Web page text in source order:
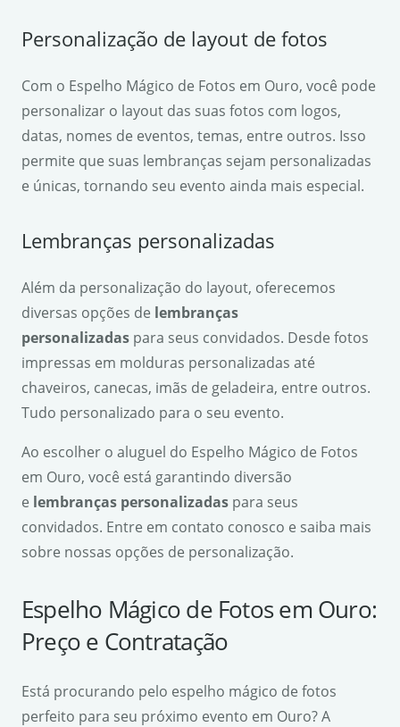
Personalização de layout de fotos
Com o Espelho Mágico de Fotos em Ouro, você pode
personalizar o layout das suas fotos com logos,
datas, nomes de eventos, temas, entre outros. Isso
permite que suas lembranças sejam personalizadas
e únicas, tornando seu evento ainda mais especial.
Lembranças personalizadas
Além da personalização do layout, oferecemos
diversas opções de lembranças
personalizadas para seus convidados. Desde fotos
impressas em molduras personalizadas até
chaveiros, canecas, imãs de geladeira, entre outros.
Tudo personalizado para o seu evento.
Ao escolher o aluguel do Espelho Mágico de Fotos
em Ouro, você está garantindo diversão
e lembranças personalizadas para seus
convidados. Entre em contato conosco e saiba mais
sobre nossas opções de personalização.
Espelho Mágico de Fotos em Ouro:
Preço e Contratação
Está procurando pelo espelho mágico de fotos
perfeito para seu próximo evento em Ouro? A